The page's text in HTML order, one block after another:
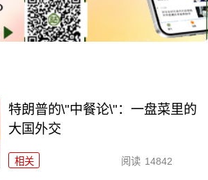
特朗普的\"中餐论\"：一盘菜里的
大国外交
相关 阅读 14842